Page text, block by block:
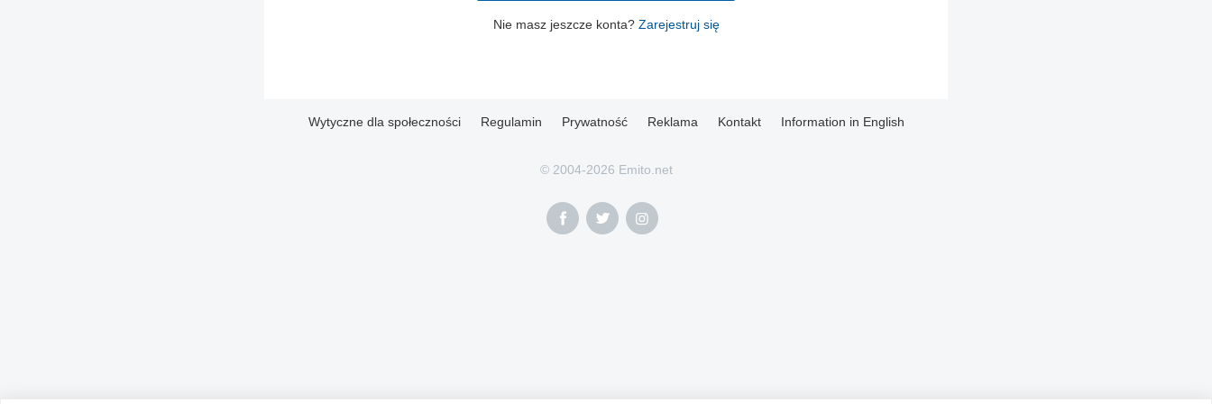
Nie masz jeszcze konta? Zarejestruj się
Wytyczne dla społeczności Regulamin Prywatność Reklama Kontakt Information in English
© 2004-2026 Emito.net